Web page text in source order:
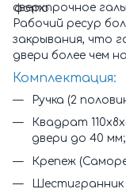
сверхпрочное
Рабочий ресур
закрывания, что
двери более чем
Комплектация:
Ручка (2
Квадрат
двери до 40 мм;
Крепеж
Шестигранник